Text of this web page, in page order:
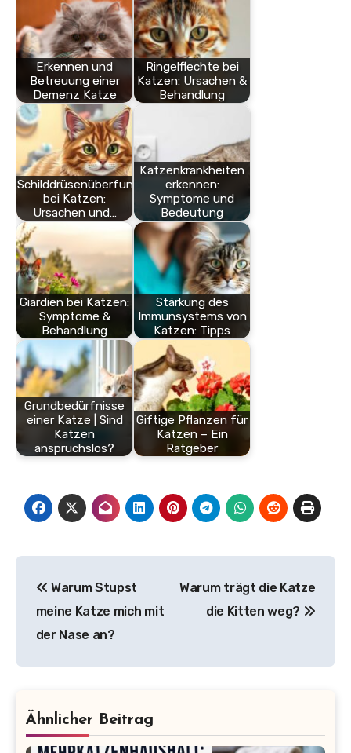
Erkennen und
Betreuung einer
Demenz Katze
Ringelflechte bei
Katzen: Ursachen &
Behandlung
Schilddrüsenüberfunktion
bei Katzen:
Ursachen und…
Katzenkrankheiten
erkennen:
Symptome und
Bedeutung
Giardien bei Katzen:
Symptome &
Behandlung
Stärkung des
Immunsystems von
Katzen: Tipps
Grundbedürfnisse
einer Katze | Sind
Katzen
anspruchslos?
Giftige Pflanzen für
Katzen – Ein
Ratgeber
Warum Stupst
meine Katze mich mit
der Nase an?
Warum trägt die Katze
die Kitten weg?
Ähnlicher Beitrag